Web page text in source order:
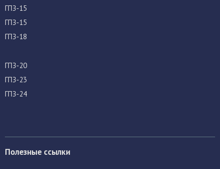
ГПЗ-15
ГПЗ-15
ГПЗ-18
ГПЗ-20
ГПЗ-23
ГПЗ-24
Полезные ссылки